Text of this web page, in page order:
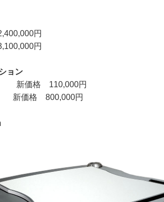
円
円
ョン
新価格 110,000円
価格 800,000円